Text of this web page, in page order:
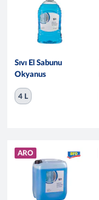
Sıvı El Sabunu
Okyanus
4 L
ARO